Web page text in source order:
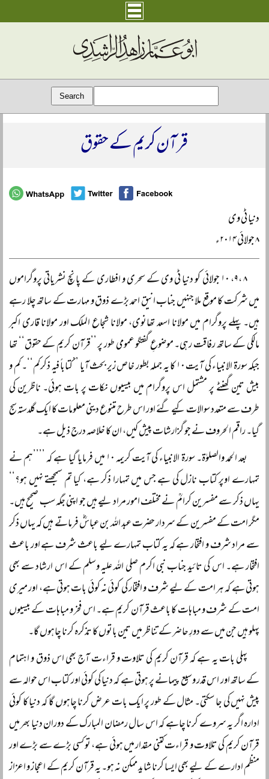
قرآن کریم کے حقوق
دنیا ٹی وی
۸ جولائی ۲۰۱۴ء
۸ ،۹، ۱۰ جولائی کو دنیا ٹی وی کے سحری و افطاری کے پانچ نشریاتی پروگراموں
میں شرکت کا موقع ملا جنہیں جناب انیق احمد بڑے ذوق و مہارت کے ساتھ چلا رہے
ہیں۔ پہلے پروگرام میں مولانا اسعد تھانوی، مولانا شجاع الملک اور مولانا قاری اکبر
مالکی کے ساتھ رفاقت رہی۔ موضوعِ گفتگو عمومی طور پر ’’قرآن کریم کے حقوق‘‘ تھا
جبکہ سورۃ الانبیاء کی آیت ۱۰ کا یہ جملہ بطور خاص زیر بحث آیا ’’کتاباً فیہ ذکرکم‘‘۔ کم و
بیش تین گھنٹے پر مشتمل اس پروگرام میں بیسیوں نکات پر بات ہوئی۔ ناظرین کی
طرف سے متعدد سوالات کیے گئے اور اس طرح متنوع دینی معلومات کا ایک گلدستہ سج
گیا۔ راقم الحروف نے جو گزارشات پیش کیں، ان کا خلاصہ درج ذیل ہے۔
بعد الحمد والصلوٰۃ۔ سورۃ الانبیاء کی آیت کریمہ ۱۰ میں فرمایا گیا ہے کہ ’’’’ہم نے
تمہارے اوپر کتاب نازل کی ہے جس میں تمہارا ذکر ہے، کیا تم سمجھتے نہیں ہو؟‘‘
یہاں ذکر سے مفسرین کرامؒ نے مختلف امور مراد لیے ہیں جو اپنی جگہ سب صحیح ہیں۔
مگر امت کے مفسرین کے سردار حضرت عبد اللہ بن عباسؓ فرماتے ہیں کہ یہاں ذکر
سے مراد شرف و افتخار ہے کہ یہ کتاب تمہارے لیے باعث شرف ہے اور باعث
افتخار ہے۔ اس کی تائید جناب نبی اکرم صلی اللہ علیہ وسلم کے اس ارشاد سے بھی
ہوتی ہے کہ ہر امت کے لیے شرف و افتخار کی کوئی نہ کوئی بات ہوتی ہے، اور میری
امت کے شرف و مباہات کا باعث قرآن کریم ہے۔ اس فخر و مباہات کے بیسیوں
پہلو ہیں جن میں سے دورِ حاضر کے تناظر میں تین باتوں کا تذکرہ کرنا چاہوں گا۔
پہلی بات یہ ہے کہ قرآن کریم کی تلاوت و قراءت آج بھی اس ذوق و اہتمام
کے ساتھ اور اس قدر وسیع پیمانے پر ہوتی ہے کہ دنیا کی کوئی اور کتاب اس حوالہ سے
پیش نہیں کی جا سکتی۔ مثال کے طور پر ایک بات عرض کرنا چاہوں گا کہ دنیا کا کوئی
ادارہ اگر یہ سروے کرنا چاہے کہ اس سال رمضان المبارک کے دوران دنیا بھر میں
قرآن کریم کی تلاوت و قراءت کتنی مقدار میں ہوئی ہے، تو کسی بڑے سے بڑے اور
منظم ادارے کے لیے بھی ایسا کرنا شاید ممکن نہ ہو۔ یہ قرآن کریم کے اعجاز و اعزاز